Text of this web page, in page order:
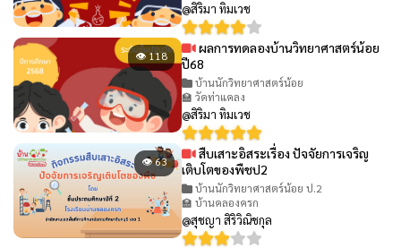
@สิริมา ทิมเวช
👁 118
ผลการทดลองบ้านวิทยาศาสตร์น้อย
ปี68
บ้านนักวิทยาศาสตร์น้อย
🏫 วัดท่าแคลง
@สิริมา ทิมเวช
👁 63
สืบเสาะอิสระเรื่อง ปัจจัยการเจริญ
เติบโตของพืชป2
บ้านนักวิทยาศาสตร์น้อย ป.2
🏫 บ้านคลองครก
@สุชญา สิริวิณิชกุล